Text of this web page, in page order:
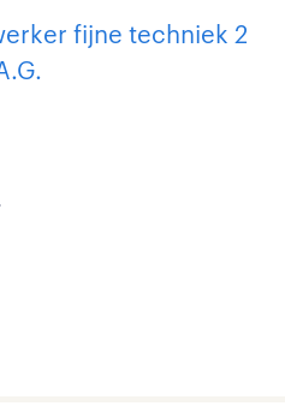
fijne techniek 2